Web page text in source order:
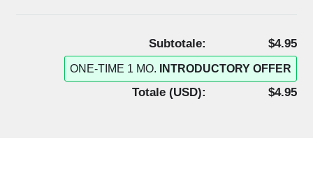
Subtotale: $4.95
ONE-TIME 1 MO. INTRODUCTORY OFFER
Totale (USD): $4.95